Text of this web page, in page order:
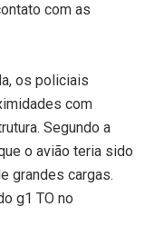
com as
os policiais
com
Segundo a
o avião teria sido
grandes cargas.
g1 TO no